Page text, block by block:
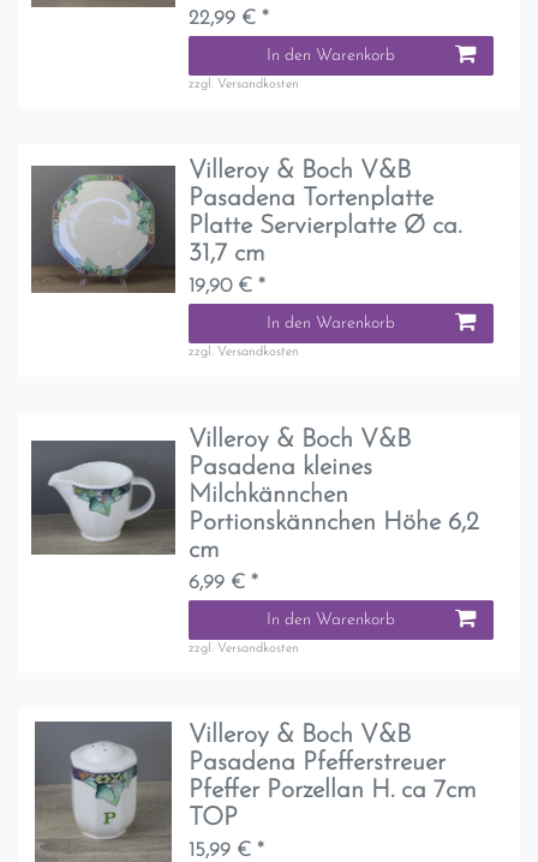
22,99 € *
In den Warenkorb
zzgl. Versandkosten
Villeroy & Boch V&B
Pasadena Tortenplatte
Platte Servierplatte Ø ca.
31,7 cm
19,90 € *
In den Warenkorb
zzgl. Versandkosten
Villeroy & Boch V&B
Pasadena kleines
Milchkännchen
Portionskännchen Höhe 6,2
cm
6,99 € *
In den Warenkorb
zzgl. Versandkosten
Villeroy & Boch V&B
Pasadena Pfefferstreuer
Pfeffer Porzellan H. ca 7cm
TOP
15,99 € *